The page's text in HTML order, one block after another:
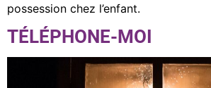
possession chez l’enfant.
TÉLÉPHONE-MOI